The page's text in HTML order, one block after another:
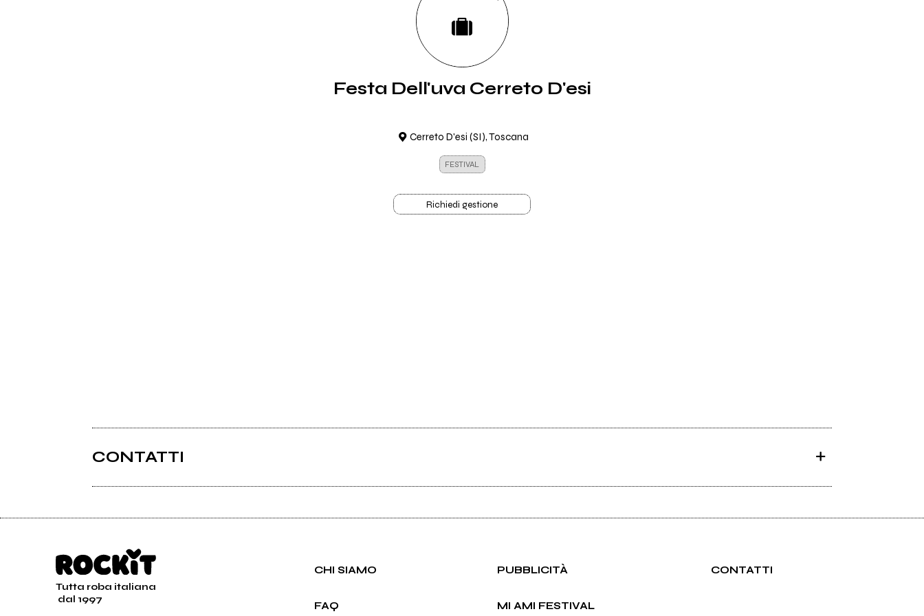
Festa Dell'uva Cerreto D'esi
Cerreto D'esi (SI), Toscana
FESTIVAL
Richiedi gestione
CONTATTI
Tutta roba italiana
dal 1997
CHI SIAMO PUBBLICITÀ CONTATTI
FAQ MI AMI FESTIVAL